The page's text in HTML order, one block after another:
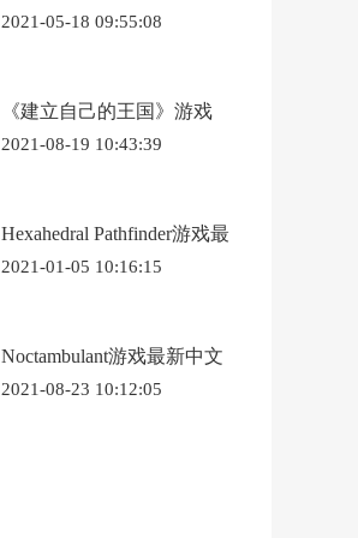
戏最新中文版
2021-05-18 09:55:08
《建立自己的王国》游戏
2021-08-19 10:43:39
Hexahedral Pathfinder游戏最
器》
2021-01-05 10:16:15
Noctambulant游戏最新中文
2021-08-23 10:12:05